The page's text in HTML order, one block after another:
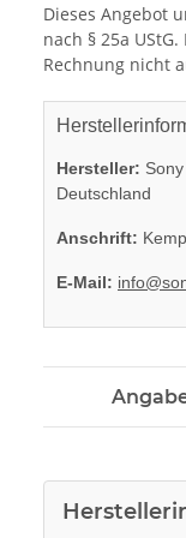
Dieses Angebot
nach § 25a
Rechnung nicht
Hersteller:
Deutschland
Anschrift:
E-Mail: